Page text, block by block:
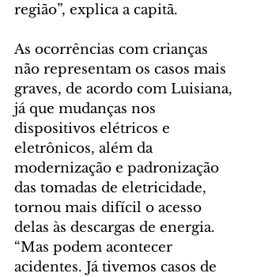
região”, explica a capitã.
As ocorrências com crianças
não representam os casos mais
graves, de acordo com Luisiana,
já que mudanças nos
dispositivos elétricos e
eletrônicos, além da
modernização e padronização
das tomadas de eletricidade,
tornou mais difícil o acesso
delas às descargas de energia.
“Mas podem acontecer
acidentes. Já tivemos casos de